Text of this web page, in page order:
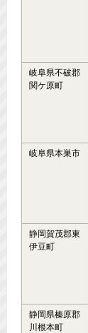
岐阜県不破郡
関ケ原町
岐阜県本巣市
静岡賀茂郡東
伊豆町
静岡県榛原郡
川根本町